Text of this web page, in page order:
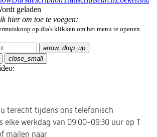
terecht tijdens ons telefonisch
elke werkdag van 09:00-09:30 uur op T
mailen naar